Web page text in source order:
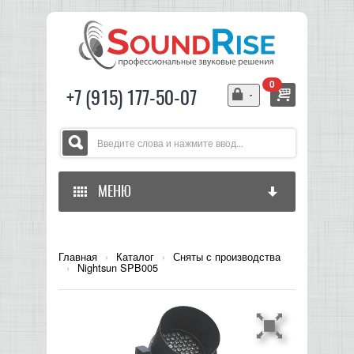
+7 (915) 177-50-07
0
МЕНЮ
ЗВУКОВОЕ ОБОРУДОВАНИЕ
МИКШЕРЫ АНАЛОГОВЫЕ
СВЕТОВОЕ ОБОРУДОВАНИЕ
Главная › Каталог › Сняты с производства
› Nightsun SPB005